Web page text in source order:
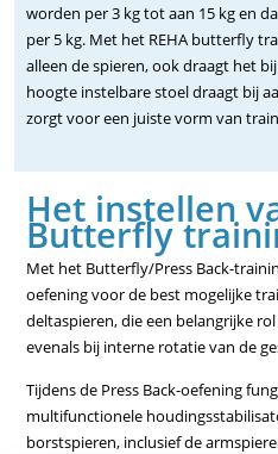
worden per 3 kg tot aan 15 kg en
per 5 kg. Met het REHA butterfly
alleen de spieren, ook draagt het
hoogte instelbare stoel draagt bij
zorgt voor een juiste vorm van
Het instellen
Butterfly
Met het Butterfly/Press Back-
oefening voor de best mogelijke
deltaspieren, die een belangrijke
evenals bij interne rotatie van de
Tijdens de Press Back-oefening
multifunctionele
borstspieren, inclusief de